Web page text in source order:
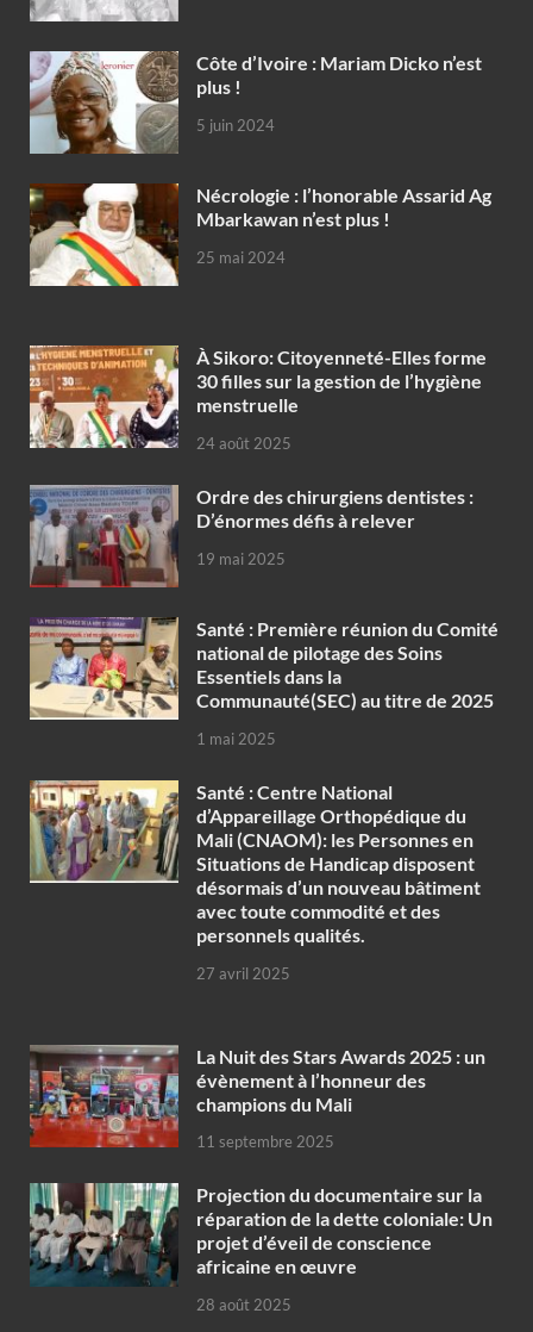
Côte d’Ivoire : Mariam Dicko n’est
plus !
5 juin 2024
Nécrologie : l’honorable Assarid Ag
Mbarkawan n’est plus !
25 mai 2024
À Sikoro: Citoyenneté-Elles forme
30 filles sur la gestion de l’hygiène
menstruelle
24 août 2025
Ordre des chirurgiens dentistes :
D’énormes défis à relever
19 mai 2025
Santé : Première réunion du Comité
national de pilotage des Soins
Essentiels dans la
Communauté(SEC) au titre de 2025
1 mai 2025
Santé : Centre National
d’Appareillage Orthopédique du
Mali (CNAOM): les Personnes en
Situations de Handicap disposent
désormais d’un nouveau bâtiment
avec toute commodité et des
personnels qualités.
27 avril 2025
‎La Nuit des Stars Awards 2025 : un
évènement à l’honneur des
champions du Mali
11 septembre 2025
Projection du documentaire sur la
réparation de la dette coloniale: Un
projet d’éveil de conscience
africaine en œuvre‎
28 août 2025